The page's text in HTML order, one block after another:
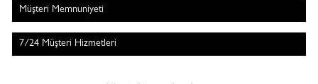
Müşteri Memnuniyeti
7/24 Müşteri Hizmetleri